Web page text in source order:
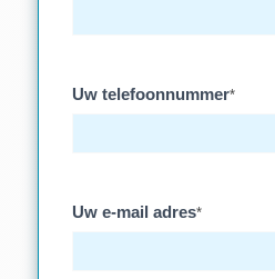
Uw telefoonnummer*
Uw e-mail adres*